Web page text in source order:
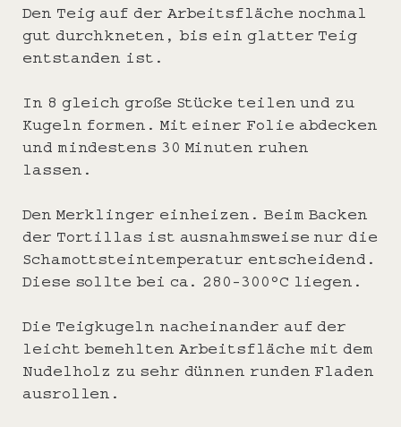
Den Teig auf der Arbeitsfläche nochmal
gut durchkneten, bis ein glatter Teig
entstanden ist.
In 8 gleich große Stücke teilen und zu
Kugeln formen. Mit einer Folie abdecken
und mindestens 30 Minuten ruhen
lassen.
Den Merklinger einheizen. Beim Backen
der Tortillas ist ausnahmsweise nur die
Schamottsteintemperatur entscheidend.
Diese sollte bei ca. 280-300°C liegen.
Die Teigkugeln nacheinander auf der
leicht bemehlten Arbeitsfläche mit dem
Nudelholz zu sehr dünnen runden Fladen
ausrollen.